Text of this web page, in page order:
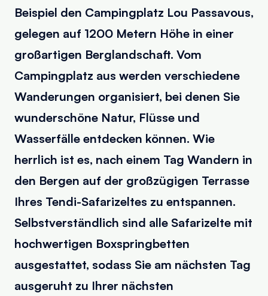
Beispiel den Campingplatz Lou Passavous,
gelegen auf 1200 Metern Höhe in einer
großartigen Berglandschaft. Vom
Campingplatz aus werden verschiedene
Wanderungen organisiert, bei denen Sie
wunderschöne Natur, Flüsse und
Wasserfälle entdecken können. Wie
herrlich ist es, nach einem Tag Wandern in
den Bergen auf der großzügigen Terrasse
Ihres Tendi-Safarizeltes zu entspannen.
Selbstverständlich sind alle Safarizelte mit
hochwertigen Boxspringbetten
ausgestattet, sodass Sie am nächsten Tag
ausgeruht zu Ihrer nächsten